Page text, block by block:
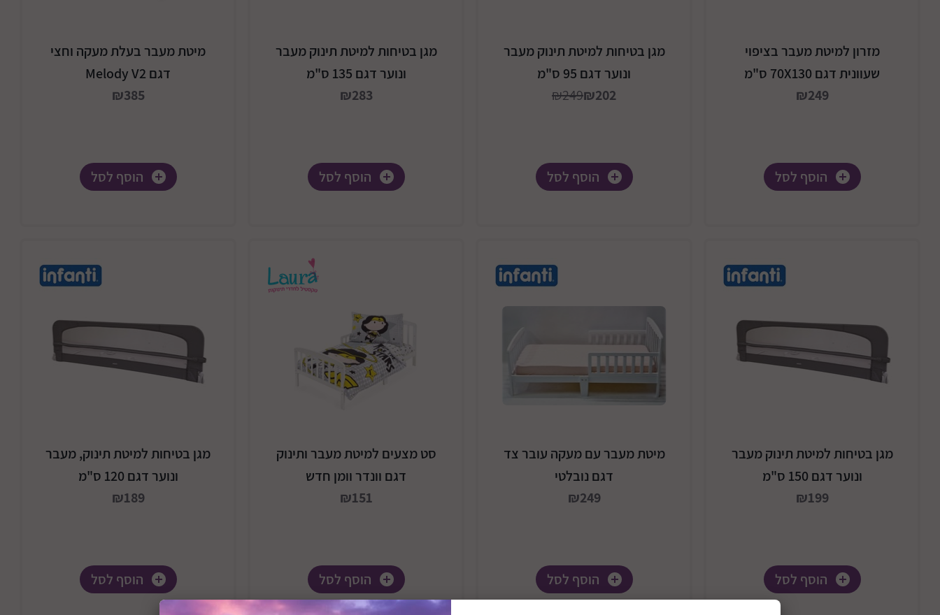
מזרון למיטת מעבר בציפוי
שעוונית דגם 70X130 ס"מ
₪249
הוסף לסל
מגן בטיחות למיטת תינוק מעבר
ונוער דגם 95 ס"מ
₪202
₪249
הוסף לסל
מגן בטיחות למיטת תינוק מעבר
ונוער דגם 135 ס"מ
₪283
הוסף לסל
מיטת מעבר בעלת מעקה וחצי
דגם Melody V2
₪385
הוסף לסל
מגן בטיחות למיטת תינוק מעבר
ונוער דגם 150 ס"מ
₪199
הוסף לסל
מיטת מעבר עם מעקה עובר צד
דגם נובלטי
₪249
הוסף לסל
סט מצעים למיטת מעבר ותינוק
דגם וונדר וומן חדש
₪151
הוסף לסל
מגן בטיחות למיטת תינוק, מעבר
ונוער דגם 120 ס"מ
₪189
הוסף לסל